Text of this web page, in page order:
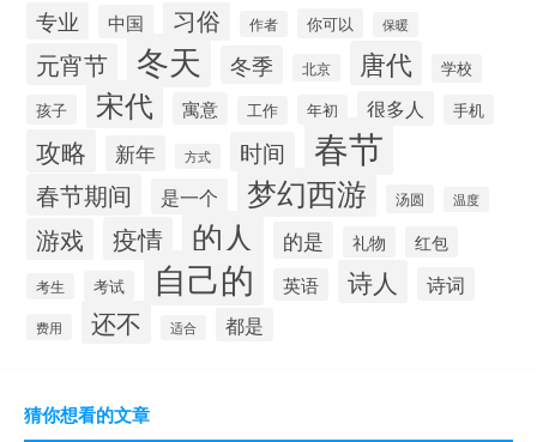
专业 中国 习俗 作者 你可以 保暖
元宵节 冬天 冬季 北京 唐代 学校
孩子 宋代 寓意 工作 年初 很多人 手机
攻略 新年 方式 时间 春节
春节期间 是一个 梦幻西游 汤圆 温度
游戏 疫情 的人 的是 礼物 红包
考生 考试 自己的 英语 诗人 诗词
费用 还不 适合 都是
猜你想看的文章